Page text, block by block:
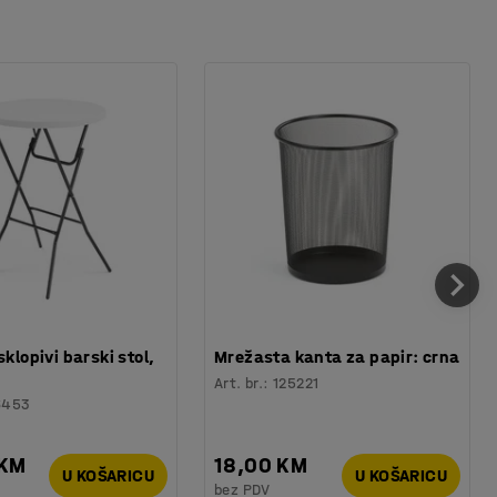
barski stol,
U KOŠARICU
Mrežasta kanta za papir: crna
Art. br.:125221
18,00 KM
bez PDV
U KOŠARICU